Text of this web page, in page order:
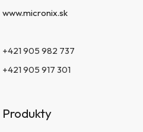
www.micronix.sk
+421 905 982 737
+421 905 917 301
Produkty